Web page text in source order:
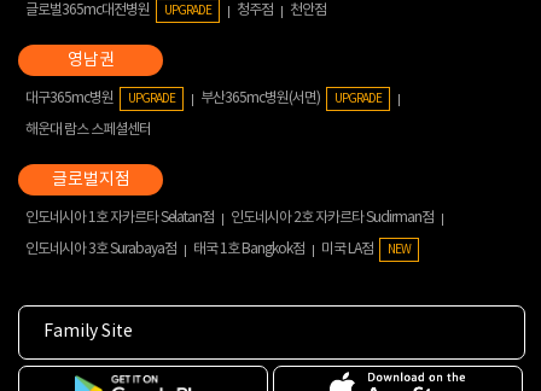
글로벌365mc대전병원 UPGRADE 청주점 천안점
대구365mc병원 UPGRADE 부산365mc병원(서면) UPGRADE
해운대 람스 스페셜센터
인도네시아 1호 자카르타 Selatan점
인도네시아 2호 자카르타 Sudirman점
인도네시아 3호 Surabaya점
태국 1호 Bangkok점 미국 LA점 NEW
Family Site